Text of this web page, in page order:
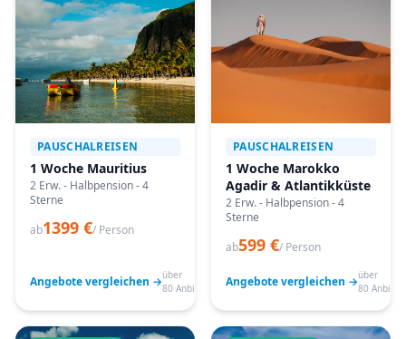
PAUSCHALREISEN
1 Woche Mauritius
2 Erw. - Halbpension - 4
Sterne
ab1399 €/ Person
Angebote vergleichen →über
80 Anbieter
PAUSCHALREISEN
1 Woche Marokko
Agadir & Atlantikküste
2 Erw. - Halbpension - 4
Sterne
ab599 €/ Person
Angebote vergleichen →über
80